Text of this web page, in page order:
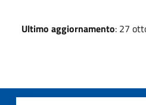
Ultimo aggiornamento: 27